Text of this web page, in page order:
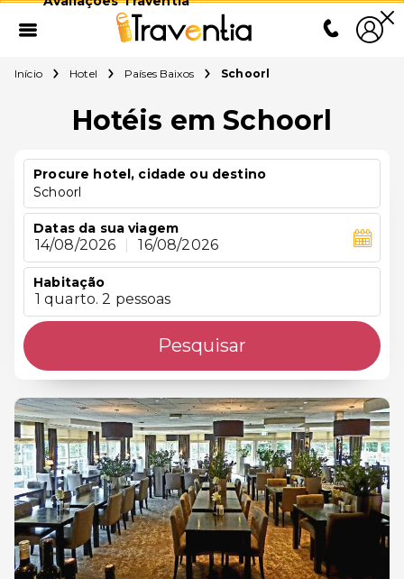
Início Hotel Países Baixos Schoorl
Hotéis em Schoorl
Procure hotel, cidade ou destino
Schoorl
Datas da sua viagem
14/08/2026 16/08/2026
Habitação
1 quarto. 2 pessoas
Pesquisar